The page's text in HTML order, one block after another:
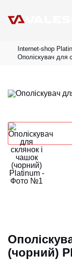
Internet-shop
Ополіскувач для
(чорний)